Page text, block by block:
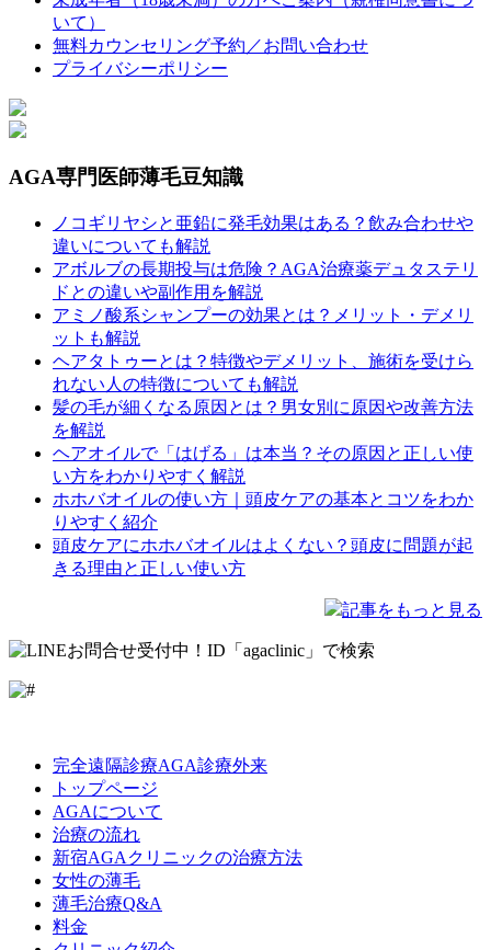
いて）
無料カウンセリング予約／お問い合わせ
プライバシーポリシー
AGA専門医師薄毛豆知識
ノコギリヤシと亜鉛に発毛効果はある？飲み合わせや
違いについても解説
アボルブの長期投与は危険？AGA治療薬デュタステリ
ドとの違いや副作用を解説
アミノ酸系シャンプーの効果とは？メリット・デメリ
ットも解説
ヘアタトゥーとは？特徴やデメリット、施術を受けら
れない人の特徴についても解説
髪の毛が細くなる原因とは？男女別に原因や改善方法
を解説
ヘアオイルで「はげる」は本当？その原因と正しい使
い方をわかりやすく解説
ホホバオイルの使い方｜頭皮ケアの基本とコツをわか
りやすく紹介
頭皮ケアにホホバオイルはよくない？頭皮に問題が起
きる理由と正しい使い方
記事をもっと見る
完全遠隔診療AGA診療外来
トップページ
AGAについて
治療の流れ
新宿AGAクリニックの治療方法
女性の薄毛
薄毛治療Q&A
料金